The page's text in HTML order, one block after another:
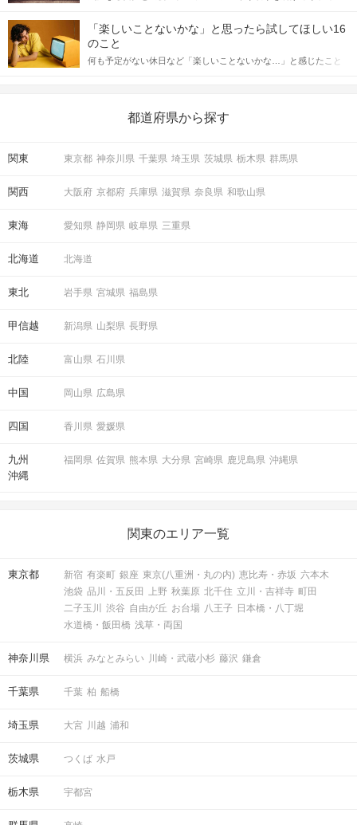
合にどのような行動に繋げるべきかをご紹介していきます。
しかし、中には「どう誘ったらいいの？」とお困りの男性もいら
っしゃるのではないでしょうか。 そこで今回は、男性から女性へ
送るLINEでのデートの誘い方のコツをご紹介します。例文も混じ
えながら解説するので、ぜひ参考にしてください。
「楽しいことないかな」と思ったら試してほしい16
のこと
何も予定がない休日など「楽しいことないかな…」と感じたこと
の楽しいことアイデアを集めました♪ いままさに楽しいことを探し
都道府県から探す
関東 東京都 神奈川県 千葉県 埼玉県 茨城県 栃木県 群馬県
関西 大阪府 京都府 兵庫県 滋賀県 奈良県 和歌山県
東海 愛知県 静岡県 岐阜県 三重県
北海道 北海道
東北 岩手県 宮城県 福島県
甲信越 新潟県 山梨県 長野県
北陸 富山県 石川県
中国 岡山県 広島県
四国 香川県 愛媛県
九州
沖縄
福岡県 佐賀県 熊本県 大分県 宮崎県 鹿児島県 沖縄県
関東のエリア一覧
東京都 新宿 有楽町 銀座 東京(八重洲・丸の内) 恵比寿・赤坂 六本木
池袋 品川・五反田 上野 秋葉原 北千住 立川・吉祥寺 町田
二子玉川
渋谷 自由が丘 お台場 八王子 日本橋・八丁堀
水道橋・飯田橋 浅草・両国
神奈川県 横浜 みなとみらい 川崎・武蔵小杉 藤沢 鎌倉
千葉県 千葉 柏 船橋
埼玉県 大宮 川越 浦和
茨城県 つくば 水戸
栃木県 宇都宮